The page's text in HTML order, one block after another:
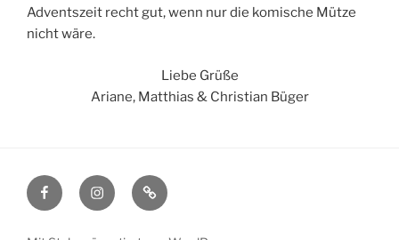
Adventszeit recht gut, wenn nur die komische Mütze
nicht wäre.
Liebe Grüße
Ariane, Matthias & Christian Büger
FacebookInstagramImpressum